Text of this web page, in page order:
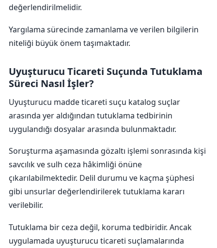
değerlendirilmelidir.
Yargılama sürecinde zamanlama ve verilen bilgilerin
niteliği büyük önem taşımaktadır.
Uyuşturucu Ticareti Suçunda Tutuklama
Süreci Nasıl İşler?
Uyuşturucu madde ticareti suçu katalog suçlar
arasında yer aldığından tutuklama tedbirinin
uygulandığı dosyalar arasında bulunmaktadır.
Soruşturma aşamasında gözaltı işlemi sonrasında kişi
savcılık ve sulh ceza hâkimliği önüne
çıkarılabilmektedir. Delil durumu ve kaçma şüphesi
gibi unsurlar değerlendirilerek tutuklama kararı
verilebilir.
Tutuklama bir ceza değil, koruma tedbiridir. Ancak
uygulamada uyuşturucu ticareti suçlamalarında